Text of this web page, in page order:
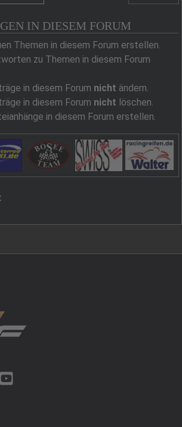
IN DIESEM FORUM
Themen in diesem Forum erstellen.
zu Themen in diesem Forum
in diesem Forum nicht ändern.
in diesem Forum nicht löschen.
in diesem Forum erstellen.